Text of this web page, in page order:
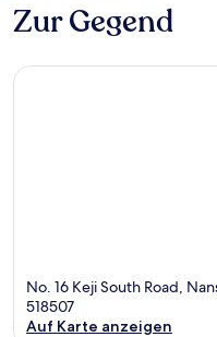
Zur Gegend
No. 16 Keji South Road,
518507
Auf Karte anzeigen